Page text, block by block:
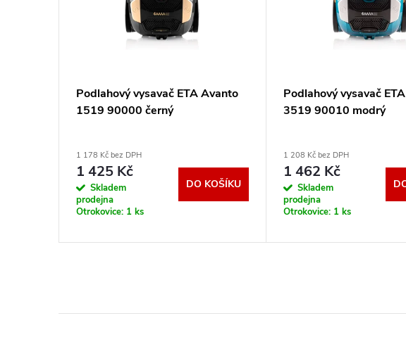
Podlahový vysavač ETA Avanto
1519 90000 černý
1 178 Kč bez DPH
1 425 Kč
Skladem
prodejna
Otrokovice: 1 ks
DO KOŠÍKU
Podlahový vysavač
3519 90010 modrý
1 208 Kč bez DPH
1 462 Kč
Skladem
prodejna
Otrokovice: 1 ks